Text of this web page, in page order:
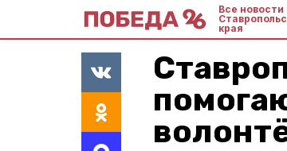
Все новости
края